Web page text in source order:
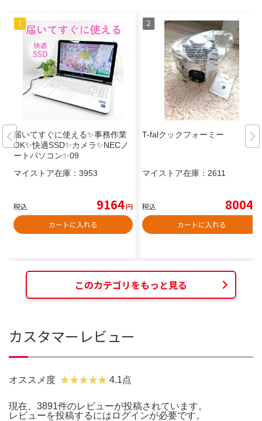
届いてすぐに使える✨事務作業
OK✨快適SSD✨カメラ✨NECノ
ートパソコン✨09
マイストア在庫： 3953
税込 9164円
カートに入れる
T-falクックフォーミー
マイストア在庫： 2611
税込 8004
カートに入れる
このカテゴリをもっと見る
カスタマーレビュー
オススメ度 4.1点
現在、3891件のレビューが投稿されています。
レビューを投稿するには ログインが必要です。